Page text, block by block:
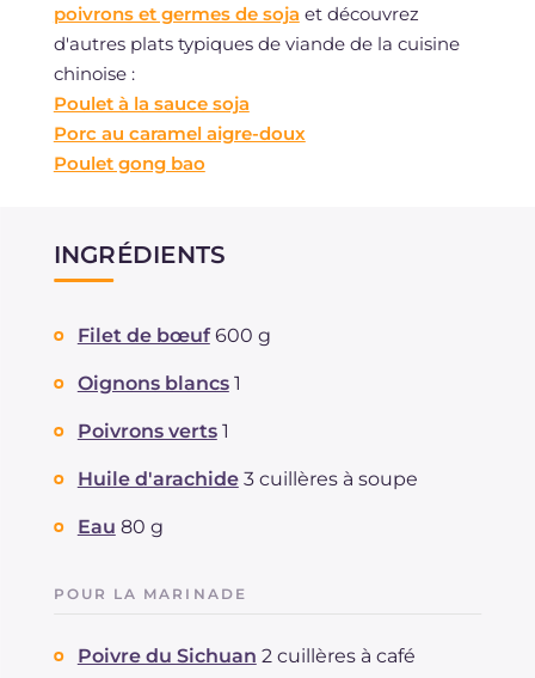
poivrons et germes de soja et découvrez
d'autres plats typiques de viande de la cuisine
chinoise :
Poulet à la sauce soja
Porc au caramel aigre-doux
Poulet gong bao
INGRÉDIENTS
Filet de bœuf 600 g
Oignons blancs 1
Poivrons verts 1
Huile d'arachide 3 cuillères à soupe
Eau 80 g
POUR LA MARINADE
Poivre du Sichuan 2 cuillères à café